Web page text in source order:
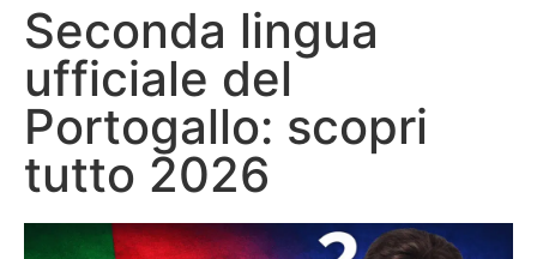
Seconda lingua
ufficiale del
Portogallo: scopri
tutto 2026